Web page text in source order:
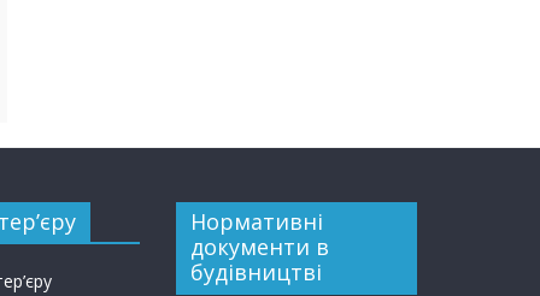
Нормативні
документи в
будівництві